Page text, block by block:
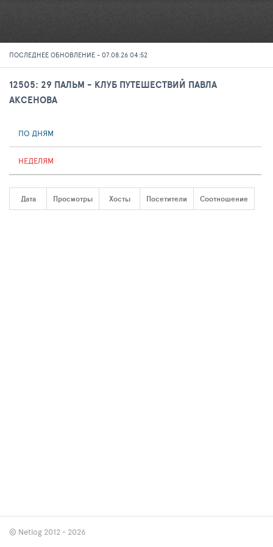
ПОСЛЕДНЕЕ ОБНОВЛЕНИЕ - 07.08.26 04:52
12505: 29 ПАЛЬМ - КЛУБ ПУТЕШЕСТВИЙ ПАВЛА
АКСЕНОВА
ПО ДНЯМ
НЕДЕЛЯМ
Дата Просмотры Хосты Посетители Соотношение
© Netlog 2012 - 2026